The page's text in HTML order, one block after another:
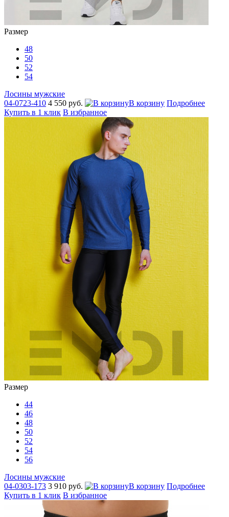
Размер
48
50
52
54
Лосины мужские
04-0723-410 4 550 руб. В корзину Подробнее
Купить в 1 клик В избранное
Размер
44
46
48
50
52
54
56
Лосины мужские
04-0303-173 3 910 руб. В корзину Подробнее
Купить в 1 клик В избранное